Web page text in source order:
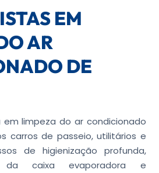
EM
AR
DE
em limpeza do ar condicionado
carros de passeio, utilitários e
de higienização profunda,
da caixa evaporadora e